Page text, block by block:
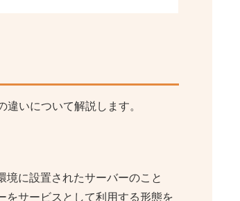
いについて解説します。
境に設置されたサーバーのこと
をサービスとして利用する形態を